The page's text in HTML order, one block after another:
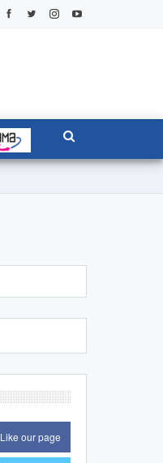
Like our page